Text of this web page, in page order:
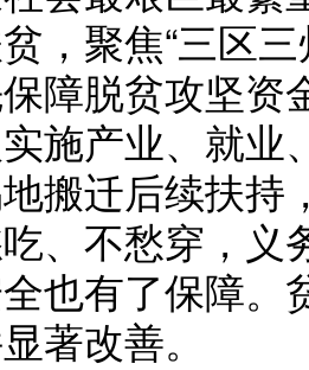
，聚焦“三区
障脱贫攻坚资
施产业、就业
搬迁后续扶持
、不愁穿，义
也有了保障。
著改善。